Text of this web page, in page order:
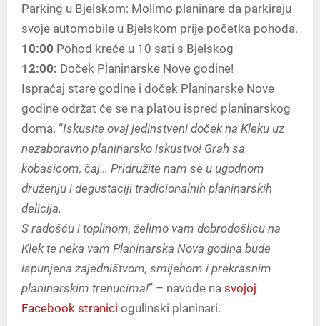
Parking u Bjelskom: Molimo planinare da parkiraju
svoje automobile u Bjelskom prije početka pohoda.
10:00 Pohod kreće u 10 sati s Bjelskog
12:00: Doček Planinarske Nove godine!
Ispraćaj stare godine i doček Planinarske Nove
godine održat će se na platou ispred planinarskog
doma. “Iskusite ovaj jedinstveni doček na Kleku uz
nezaboravno planinarsko iskustvo! Grah sa
kobasicom, čaj… Pridružite nam se u ugodnom
druženju i degustaciji tradicionalnih planinarskih
delicija.
S radošću i toplinom, želimo vam dobrodošlicu na
Klek te neka vam Planinarska Nova godina bude
ispunjena zajedništvom, smijehom i prekrasnim
planinarskim trenucima!” – navode na svojoj
Facebook stranici ogulinski planinari.